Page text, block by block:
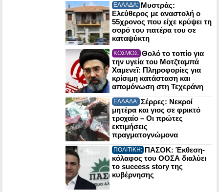
ΕΛΛΑΔΑ: Μυστράς:
Ελεύθερος με αναστολή ο
55χρονος που είχε κρύψει τη
σορό του πατέρα του σε
καταψύκτη
ΚΟΣΜΟΣ: Θολό το τοπίο για
την υγεία του Μοτζταμπά
Χαμενεΐ: Πληροφορίες για
κρίσιμη κατάσταση και
απομόνωση στη Τεχεράνη
ΕΛΛΑΔΑ: Σέρρες: Νεκροί
μητέρα και γιος σε φρικτό
τροχαίο – Οι πρώτες
εκτιμήσεις
πραγματογνώμονα
ΠΟΛΙΤΙΚΗ: ΠΑΣΟΚ: Έκθεση-
κόλαφος του ΟΟΣΑ διαλύει
το success story της
κυβέρνησης